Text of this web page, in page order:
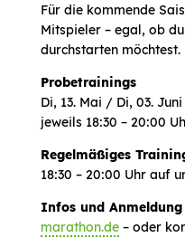
Für die kommende
Mitspieler – egal, ob
durchstarten möchtest.
Probetrainings
Di, 13. Mai / Di, 03.
jeweils 18:30 – 20:00
Regelmäßiges
18:30 – 20:00 Uhr auf
Infos und Anmeldung
marathon.de– oder